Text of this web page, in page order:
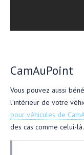
CamAuPoint
Vous pouvez aussi
l’intérieur de votre
pour véhicules de
des cas comme celui-là.